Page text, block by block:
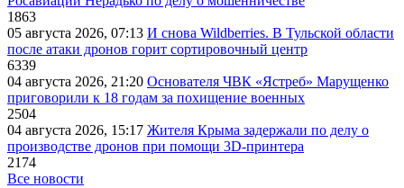
1863
05 августа 2026, 07:13 И снова Wildberries. В Тульской области
после атаки дронов горит сортировочный центр
6339
04 августа 2026, 21:20 Основателя ЧВК «Ястреб» Марущенко
приговорили к 18 годам за похищение военных
2504
04 августа 2026, 15:17 Жителя Крыма задержали по делу о
производстве дронов при помощи 3D‑принтера
2174
Все новости